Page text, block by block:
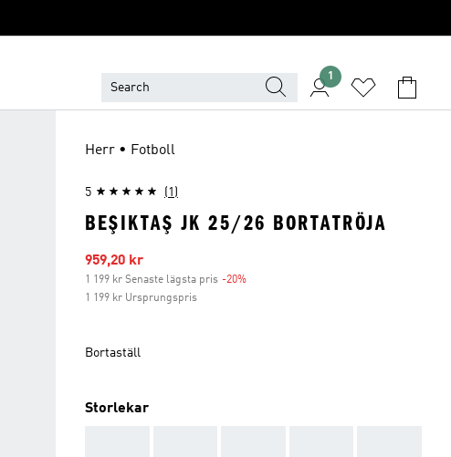
1
Herr • Fotboll
5 (1)
BEŞIKTAŞ JK 25/26 BORTATRÖJA
Reapris
959,20 kr
1 199 kr Senaste lägsta pris -20%
1 199 kr Ursprungspris
Bortaställ
Storlekar